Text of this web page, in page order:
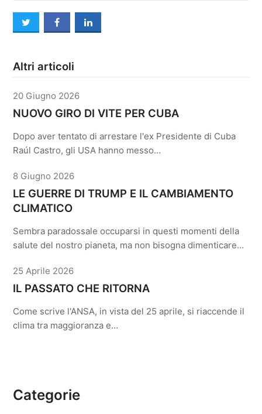
twitter facebooklinkedin
Altri articoli
20 Giugno 2026
NUOVO GIRO DI VITE PER CUBA
Dopo aver tentato di arrestare l'ex Presidente di Cuba
Raúl Castro, gli USA hanno messo…
8 Giugno 2026
LE GUERRE DI TRUMP E IL CAMBIAMENTO
CLIMATICO
Sembra paradossale occuparsi in questi momenti della
salute del nostro pianeta, ma non bisogna dimenticare…
25 Aprile 2026
IL PASSATO CHE RITORNA
Come scrive l'ANSA, in vista del 25 aprile, si riaccende il
clima tra maggioranza e…
Categorie